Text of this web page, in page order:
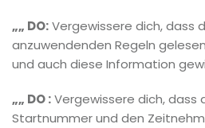
„„ DO:Vergewissere dich, dass
anzuwendenden Regeln
und auch diese Information
„„ DO :Vergewissere dich, dass
Startnummer und den